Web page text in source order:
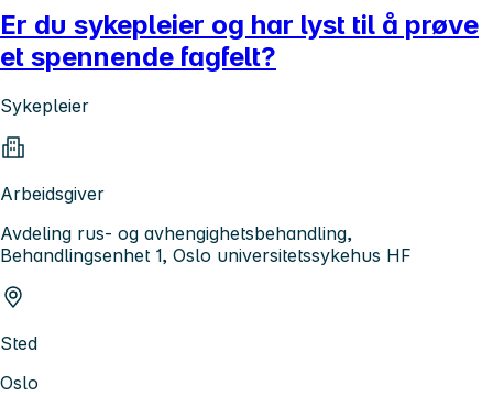
Er du sykepleier og har lyst til å prøve
et spennende fagfelt?
Sykepleier
Arbeidsgiver
Avdeling rus- og avhengighetsbehandling,
Behandlingsenhet 1, Oslo universitetssykehus HF
Sted
Oslo